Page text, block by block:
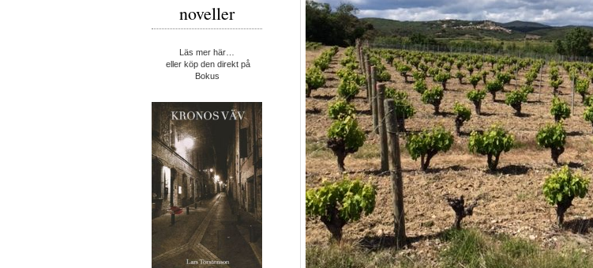
noveller
Läs mer här…
eller köp den direkt på
Bokus